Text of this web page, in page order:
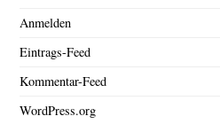
Anmelden
Eintrags-Feed
Kommentar-Feed
WordPress.org